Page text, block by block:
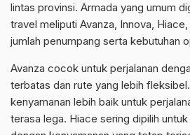
lintas provinsi. Armada yang umum
travel meliputi Avanza, Innova,
jumlah penumpang serta kebutuhan
Avanza cocok untuk perjalanan
terbatas dan rute yang lebih
kenyamanan lebih baik untuk
terasa lega. Hiace sering dipilih